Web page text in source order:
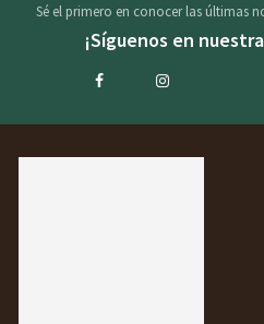
Sé el primero en conocer las últimas
¡Síguenos en